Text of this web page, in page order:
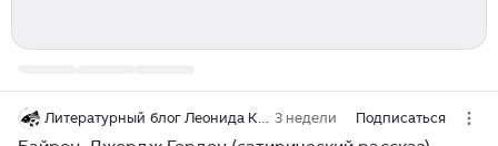
3 недели Подписаться